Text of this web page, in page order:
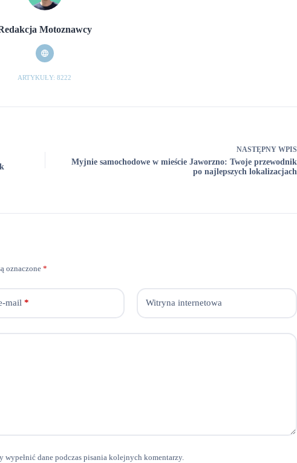
Motoznawcy
ARTYKUŁY: 8222
NASTĘPNY WPIS
Myjnie samochodowe w mieście Jaworzno: Twoje przewodnik
po najlepszych lokalizacjach
oznaczone*
mail * Witryna internetowa
wypełnić dane podczas pisania kolejnych komentarzy.